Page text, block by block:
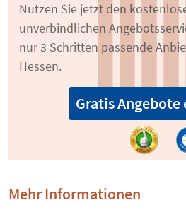
Nutzen Sie jetzt den
unverbindlichen
nur 3 Schritten passende
Hessen.
Gratis
Mehr Informationen